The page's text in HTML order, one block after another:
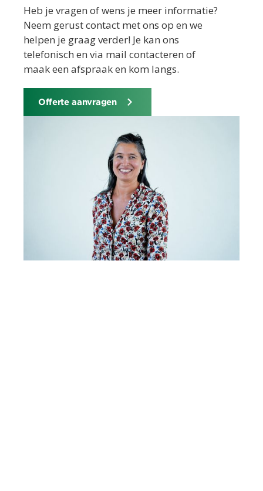
Heb je vragen of wens je meer informatie?
Neem gerust contact met ons op en we
helpen je graag verder! Je kan ons
telefonisch en via mail contacteren of
maak een afspraak en kom langs.
Offerte aanvragen